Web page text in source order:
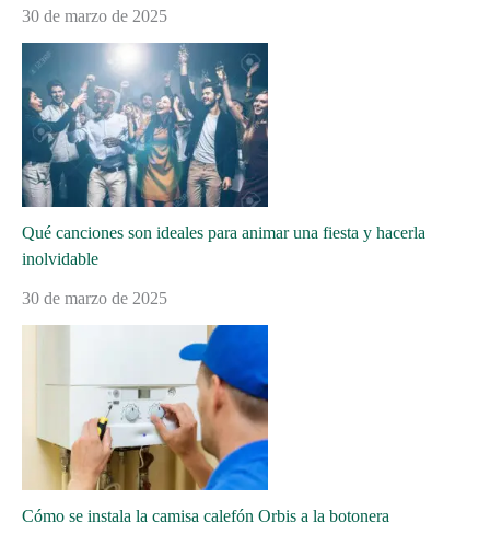
30 de marzo de 2025
Qué canciones son ideales para animar una fiesta y hacerla
inolvidable
30 de marzo de 2025
Cómo se instala la camisa calefón Orbis a la botonera